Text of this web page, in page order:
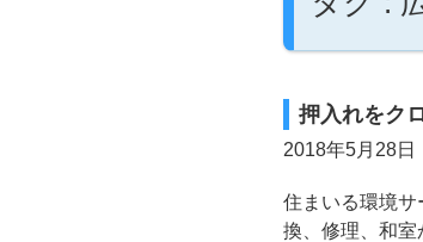
押入れをク
2018年5月28日
住まいる環境
換、修理、和室